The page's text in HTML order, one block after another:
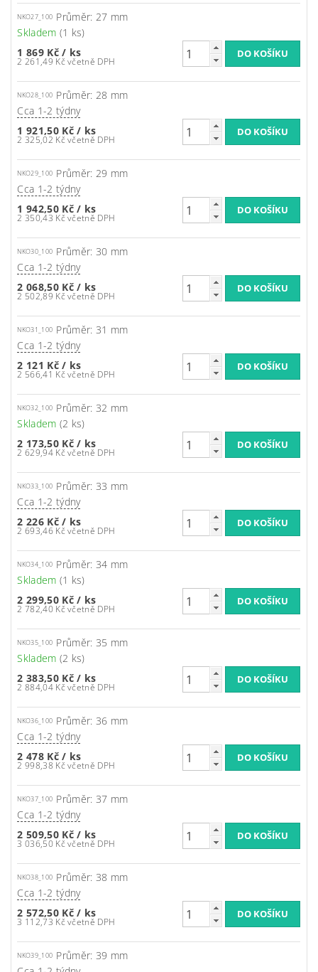
NKO27_100 Průměr: 27 mm
Skladem (1 ks)
1 869 Kč/ ks
2 261,49 Kč včetně DPH
NKO28_100 Průměr: 28 mm
Cca 1-2 týdny
1 921,50 Kč/ ks
2 325,02 Kč včetně DPH
NKO29_100 Průměr: 29 mm
Cca 1-2 týdny
1 942,50 Kč/ ks
2 350,43 Kč včetně DPH
NKO30_100 Průměr: 30 mm
Cca 1-2 týdny
2 068,50 Kč/ ks
2 502,89 Kč včetně DPH
NKO31_100 Průměr: 31 mm
Cca 1-2 týdny
2 121 Kč/ ks
2 566,41 Kč včetně DPH
NKO32_100 Průměr: 32 mm
Skladem (2 ks)
2 173,50 Kč/ ks
2 629,94 Kč včetně DPH
NKO33_100 Průměr: 33 mm
Cca 1-2 týdny
2 226 Kč/ ks
2 693,46 Kč včetně DPH
NKO34_100 Průměr: 34 mm
Skladem (1 ks)
2 299,50 Kč/ ks
2 782,40 Kč včetně DPH
NKO35_100 Průměr: 35 mm
Skladem (2 ks)
2 383,50 Kč/ ks
2 884,04 Kč včetně DPH
NKO36_100 Průměr: 36 mm
Cca 1-2 týdny
2 478 Kč/ ks
2 998,38 Kč včetně DPH
NKO37_100 Průměr: 37 mm
Cca 1-2 týdny
2 509,50 Kč/ ks
3 036,50 Kč včetně DPH
NKO38_100 Průměr: 38 mm
Cca 1-2 týdny
2 572,50 Kč/ ks
3 112,73 Kč včetně DPH
NKO39_100 Průměr: 39 mm